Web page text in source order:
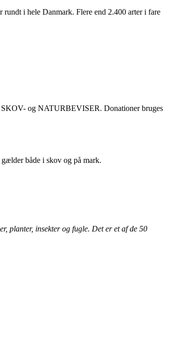
rundt i hele Danmark. Flere end 2.400 arter i fare
SKOV- og NATURBEVISER. Donationer bruges
både i skov og på mark.
planter, insekter og fugle. Det er et af de 50